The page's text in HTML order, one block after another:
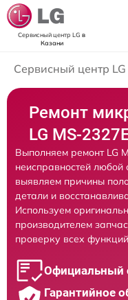
Сервисный центр LG в
Казани
Сервисный центр LG
Ремонт
LG MS-
Выполняем ремонт LG
неисправностей любой
выявляем причины
детали и
Используем
производителем
проверку всех
Официальный
Гарантийное